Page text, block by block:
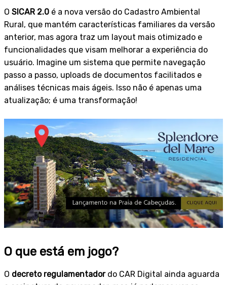
O SICAR 2.0 é a nova versão do Cadastro Ambiental
Rural, que mantém características familiares da versão
anterior, mas agora traz um layout mais otimizado e
funcionalidades que visam melhorar a experiência do
usuário. Imagine um sistema que permite navegação
passo a passo, uploads de documentos facilitados e
análises técnicas mais ágeis. Isso não é apenas uma
atualização; é uma transformação!
O que está em jogo?
O decreto regulamentadordo CAR Digital ainda aguarda